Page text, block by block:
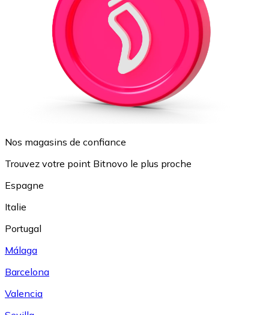
Nos magasins de confiance
Trouvez votre point Bitnovo le plus proche
Espagne
Italie
Portugal
Málaga
Barcelona
Valencia